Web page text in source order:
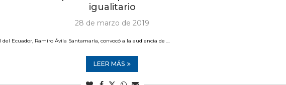
igualitario
28 de marzo de 2019
Ecuador, Ramiro Ávila Santamaría, convocó a la audiencia de …
LEER MÁS